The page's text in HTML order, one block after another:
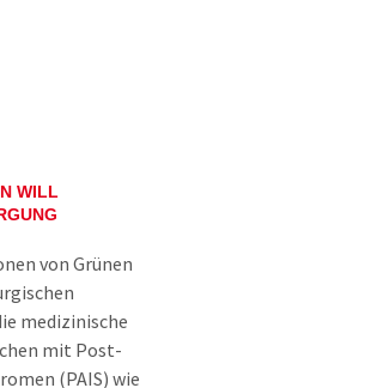
WILL
von Grünen
medizinische
mit Post-
(PAIS) wie